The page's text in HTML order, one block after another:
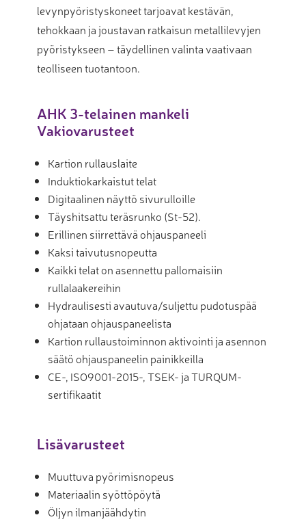
levynpyöristyskoneet tarjoavat kestävän,
tehokkaan ja joustavan ratkaisun metallilevyjen
pyöristykseen – täydellinen valinta vaativaan
teolliseen tuotantoon.
AHK 3-telainen mankeli
Vakiovarusteet
Kartion rullauslaite
Induktiokarkaistut telat
Digitaalinen näyttö sivurulloille
Täyshitsattu teräsrunko (St-52).
Erillinen siirrettävä ohjauspaneeli
Kaksi taivutusnopeutta
Kaikki telat on asennettu pallomaisiin
rullalaakereihin
Hydraulisesti avautuva/suljettu pudotuspää
ohjataan ohjauspaneelista
Kartion rullaustoiminnon aktivointi ja asennon
säätö ohjauspaneelin painikkeilla
CE-, ISO9001-2015-, TSEK- ja TURQUM-
sertifikaatit
Lisävarusteet
Muuttuva pyörimisnopeus
Materiaalin syöttöpöytä
Öljyn ilmanjäähdytin